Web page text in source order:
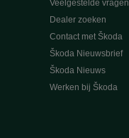
Veelgestelde vragen
Dealer zoeken
Contact met Škoda
Škoda Nieuwsbrief
Škoda Nieuws
Werken bij Škoda